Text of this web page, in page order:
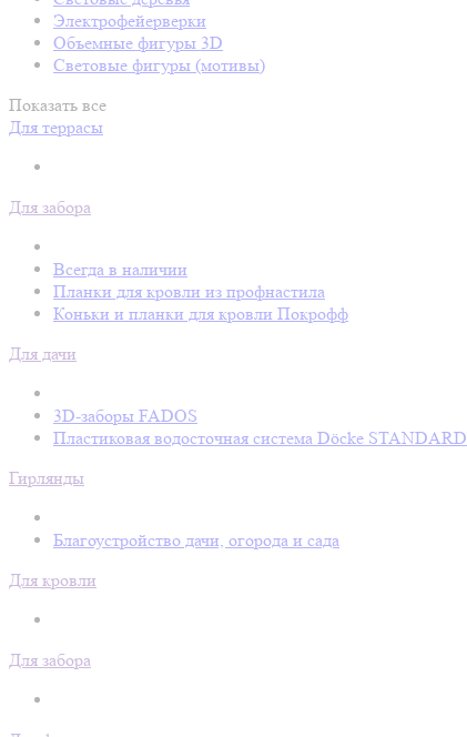
Электрофейерверки
Объемные фигуры 3D
Световые фигуры (мотивы)
Показать все
Для террасы
Для забора
Всегда в наличии
Планки для кровли из профнастила
Коньки и планки для кровли Покрофф
Для дачи
3D-заборы FADOS
Пластиковая водосточная система Döcke STANDARD
Гирлянды
Благоустройство дачи, огорода и сада
Для кровли
Для забора